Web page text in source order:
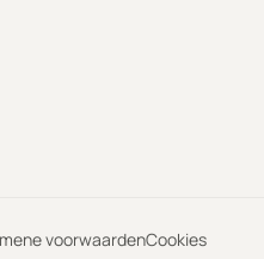
voorwaardenCookies